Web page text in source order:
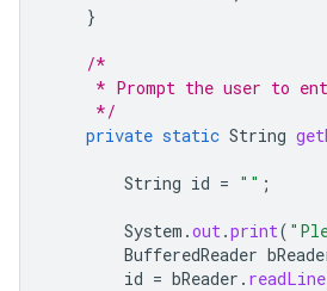
}
/*
* Prompt the user to
     */
private static String
String id = "" ;
System .out.print(
BufferedReader
id = bReader . readLine